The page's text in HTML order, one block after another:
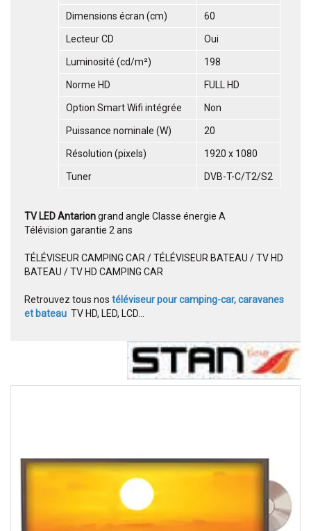
Dimensions écran (cm) 60
Lecteur CD Oui
Luminosité (cd/m²) 198
Norme HD FULL HD
Option Smart Wifi intégrée Non
Puissance nominale (W) 20
Résolution (pixels) 1920 x 1080
Tuner DVB-T-C/T2/S2
TV LEDAntariongrand angle Classe énergie A
Télévision garantie 2 ans
TÉLÉVISEUR CAMPING CAR / TÉLÉVISEUR BATEAU / TV HD
BATEAU / TV HD CAMPING CAR
Retrouvez tous nos téléviseur pour camping-car, caravanes
et bateau TV HD, LED, LCD...